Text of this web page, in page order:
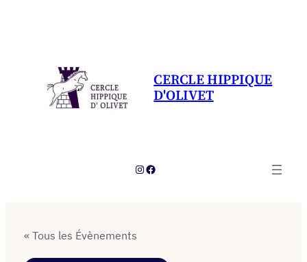
CERCLE HIPPIQUE
D'OLIVET
Instagram
Facebook
« Tous les Évènements